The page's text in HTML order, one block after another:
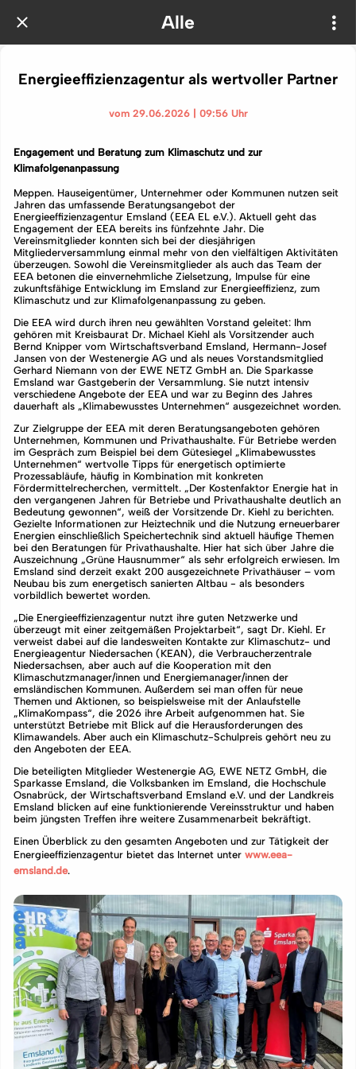
Alle
Energieeffizienzagentur als wertvoller Partner
vom 29.06.2026 | 09:56 Uhr
Engagement und Beratung zum Klimaschutz und zur
Klimafolgenanpassung
Meppen. Hauseigentümer, Unternehmer oder Kommunen nutzen seit
Jahren das umfassende Beratungsangebot der
Energieeffizienzagentur Emsland (EEA EL e.V.). Aktuell geht das
Engagement der EEA bereits ins fünfzehnte Jahr. Die
Vereinsmitglieder konnten sich bei der diesjährigen
Mitgliederversammlung einmal mehr von den vielfältigen Aktivitäten
überzeugen. Sowohl die Vereinsmitglieder als auch das Team der
EEA betonen die einvernehmliche Zielsetzung, Impulse für eine
zukunftsfähige Entwicklung im Emsland zur Energieeffizienz, zum
Klimaschutz und zur Klimafolgenanpassung zu geben.
Die EEA wird durch ihren neu gewählten Vorstand geleitet: Ihm
gehören mit Kreisbaurat Dr. Michael Kiehl als Vorsitzender auch
Bernd Knipper vom Wirtschaftsverband Emsland, Hermann-Josef
Jansen von der Westenergie AG und als neues Vorstandsmitglied
Gerhard Niemann von der EWE NETZ GmbH an. Die Sparkasse
Emsland war Gastgeberin der Versammlung. Sie nutzt intensiv
verschiedene Angebote der EEA und war zu Beginn des Jahres
dauerhaft als „Klimabewusstes Unternehmen“ ausgezeichnet worden.
Zur Zielgruppe der EEA mit deren Beratungsangeboten gehören
Unternehmen, Kommunen und Privathaushalte. Für Betriebe werden
im Gespräch zum Beispiel bei dem Gütesiegel „Klimabewusstes
Unternehmen“ wertvolle Tipps für energetisch optimierte
Prozessabläufe, häufig in Kombination mit konkreten
Fördermittelrecherchen, vermittelt. „Der Kostenfaktor Energie hat in
den vergangenen Jahren für Betriebe und Privathaushalte deutlich an
Bedeutung gewonnen“, weiß der Vorsitzende Dr. Kiehl zu berichten.
Gezielte Informationen zur Heiztechnik und die Nutzung erneuerbarer
Energien einschließlich Speichertechnik sind aktuell häufige Themen
bei den Beratungen für Privathaushalte. Hier hat sich über Jahre die
Auszeichnung „Grüne Hausnummer“ als sehr erfolgreich erwiesen. Im
Emsland sind derzeit exakt 200 ausgezeichnete Privathäuser – vom
Neubau bis zum energetisch sanierten Altbau - als besonders
vorbildlich bewertet worden.
„Die Energieeffizienzagentur nutzt ihre guten Netzwerke und
überzeugt mit einer zeitgemäßen Projektarbeit“, sagt Dr. Kiehl. Er
verweist dabei auf die landesweiten Kontakte zur Klimaschutz- und
Energieagentur Niedersachen (KEAN), die Verbraucherzentrale
Niedersachsen, aber auch auf die Kooperation mit den
Klimaschutzmanager/innen und Energiemanager/innen der
emsländischen Kommunen. Außerdem sei man offen für neue
Themen und Aktionen, so beispielsweise mit der Anlaufstelle
„KlimaKompass“, die 2026 ihre Arbeit aufgenommen hat. Sie
unterstützt Betriebe mit Blick auf die Herausforderungen des
Klimawandels. Aber auch ein Klimaschutz-Schulpreis gehört neu zu
den Angeboten der EEA.
Die beteiligten Mitglieder Westenergie AG, EWE NETZ GmbH, die
Sparkasse Emsland, die Volksbanken im Emsland, die Hochschule
Osnabrück, der Wirtschaftsverband Emsland e.V. und der Landkreis
Emsland blicken auf eine funktionierende Vereinsstruktur und haben
beim jüngsten Treffen ihre weitere Zusammenarbeit bekräftigt.
Einen Überblick zu den gesamten Angeboten und zur Tätigkeit der
Energieeffizienzagentur bietet das Internet unter www.eea-
emsland.de.